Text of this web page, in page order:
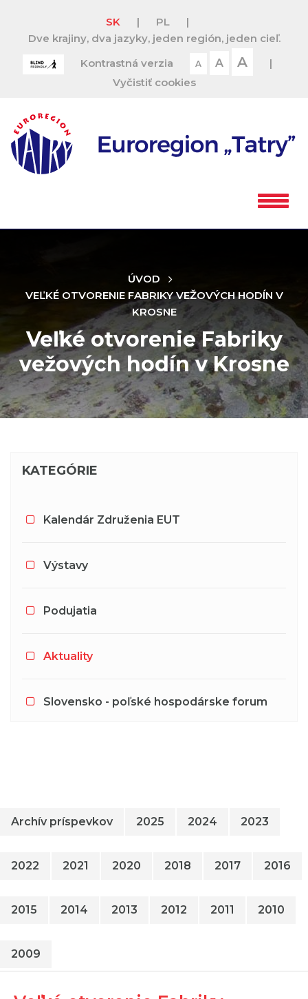
SK | PL
|
Dve krajiny, dva jazyky, jeden región, jeden cieľ.
Kontrastná verzia
A A A
|
Vyčistiť cookies
ÚVOD
VEĽKÉ OTVORENIE FABRIKY VEŽOVÝCH HODÍN V
KROSNE
Veľké otvorenie Fabriky
vežových hodín v Krosne
KATEGÓRIE
Kalendár Združenia EUT
Výstavy
Podujatia
Aktuality
Slovensko - poľské hospodárske forum
Archív príspevkov 2025 2024 2023
2022 2021 2020 2018 2017 2016
2015 2014 2013 2012 2011 2010
2009